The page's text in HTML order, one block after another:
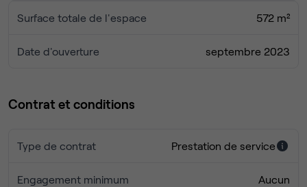
Surface totale de l'espace 572 m²
Date d'ouverture septembre 2023
Contrat et conditions
Type de contrat Prestation de service
Engagement minimum Aucun